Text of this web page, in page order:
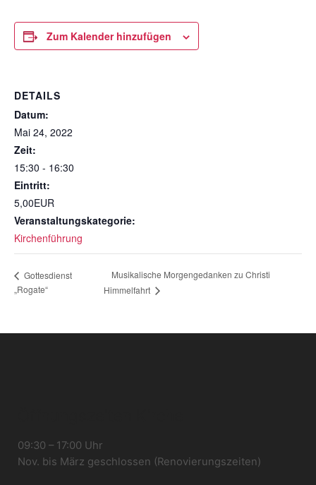
Zum Kalender hinzufügen
DETAILS
Datum:
Mai 24, 2022
Zeit:
15:30 - 16:30
Eintritt:
5,00EUR
Veranstaltungskategorie:
Kirchenführung
Gottesdienst
„Rogate“
Musikalische Morgengedanken zu Christi
Himmelfahrt
09:30 – 17:00 Uhr
Nov. bis März geschlossen (Renovierungszeiten)